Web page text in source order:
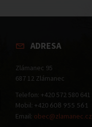
ADRESA
Zlámanec 95
687 12 Zlámanec
Telefon: +420 572 580 641
Mobil: +420 608 955 561
Email: obec@zlamanec.cz